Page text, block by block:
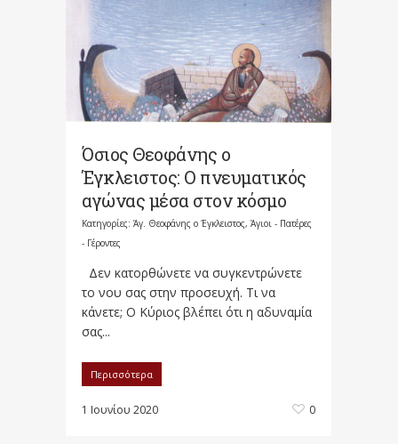
Όσιος Θεοφάνης ο
Έγκλειστος: Ο πνευματικός
αγώνας μέσα στον κόσμο
Κατηγορίες: Άγ. Θεοφάνης ο Έγκλειστος, Άγιοι - Πατέρες
- Γέροντες
Δεν κατορθώνετε να συγκεντρώνετε
το νου σας στην προσευχή. Τι να
κάνετε; Ο Κύριος βλέπει ότι η αδυναμία
σας...
Περισσότερα
1 Ιουνίου 2020 0